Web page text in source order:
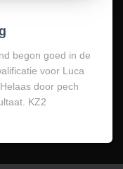
begon goed in de
voor Luca
door pech
KZ2